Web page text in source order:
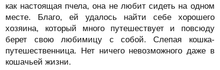
как настоящая пчела, она не любит сидеть на одном
месте. Благо, ей удалось найти себе хорошего
хозяина, который много путешествует и повсюду
берет свою любимицу с собой. Слепая кошка-
путешественница. Нет ничего невозможного даже в
кошачьей жизни.